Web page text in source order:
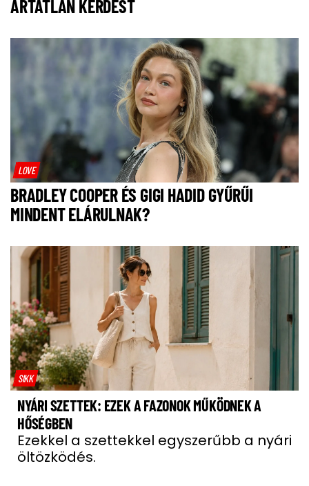
ÁRTATLAN KÉRDÉST
LOVE
BRADLEY COOPER ÉS GIGI HADID GYŰRŰI
MINDENT ELÁRULNAK?
SIKK
NYÁRI SZETTEK: EZEK A FAZONOK MŰKÖDNEK A
HŐSÉGBEN
Ezekkel a szettekkel egyszerűbb a nyári
öltözködés.